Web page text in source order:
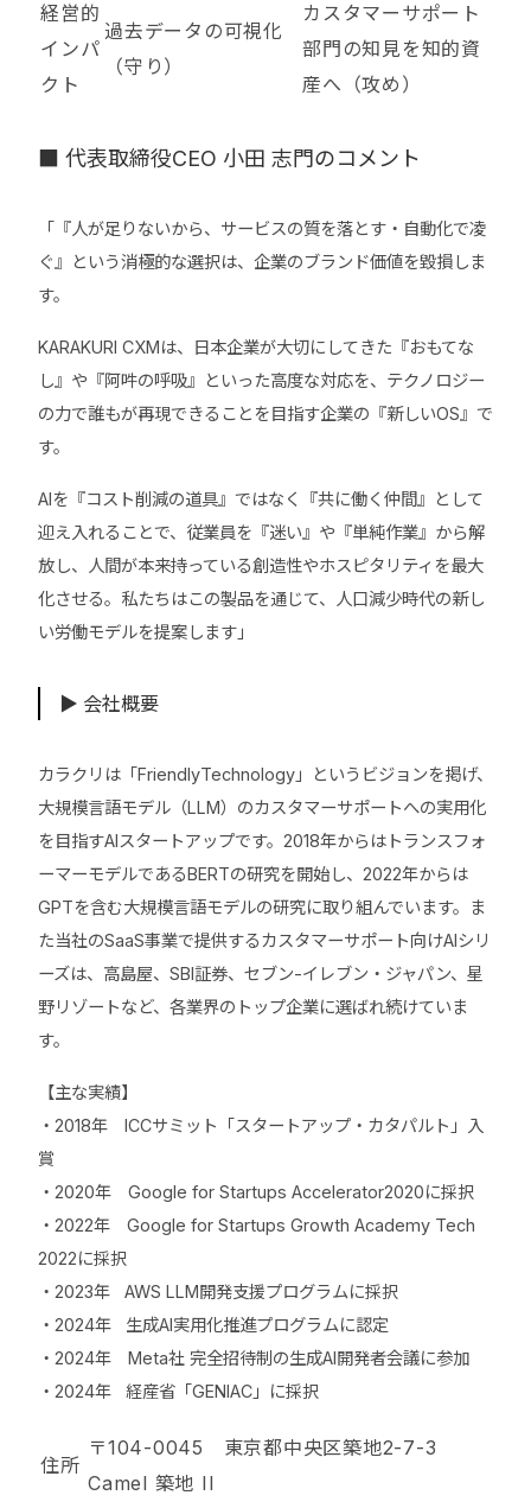
経営的
インパ
クト
過去データの可視化
（守り）
カスタマーサポート
部門の知見を知的資
産へ（攻め）
■ 代表取締役CEO 小田 志門のコメント
「『人が足りないから、サービスの質を落とす・自動化で凌
ぐ』という消極的な選択は、企業のブランド価値を毀損しま
す。
KARAKURI CXMは、日本企業が大切にしてきた『おもてな
し』や『阿吽の呼吸』といった高度な対応を、テクノロジー
の力で誰もが再現できることを目指す企業の『新しいOS』で
す。
AIを『コスト削減の道具』ではなく『共に働く仲間』として
迎え入れることで、従業員を『迷い』や『単純作業』から解
放し、人間が本来持っている創造性やホスピタリティを最大
化させる。私たちはこの製品を通じて、人口減少時代の新し
い労働モデルを提案します」
▶ 会社概要
カラクリは「FriendlyTechnology」というビジョンを掲げ、
大規模言語モデル（LLM）のカスタマーサポートへの実用化
を目指すAIスタートアップです。2018年からはトランスフォ
ーマーモデルであるBERTの研究を開始し、2022年からは
GPTを含む大規模言語モデルの研究に取り組んでいます。ま
た当社のSaaS事業で提供するカスタマーサポート向けAIシリ
ーズは、高島屋、SBI証券、セブン-イレブン・ジャパン、星
野リゾートなど、各業界のトップ企業に選ばれ続けていま
す。
【主な実績】
・2018年 ICCサミット「スタートアップ・カタパルト」入
賞
・2020年 Google for Startups Accelerator2020に採択
・2022年 Google for Startups Growth Academy Tech
2022に採択
・2023年 AWS LLM開発支援プログラムに採択
・2024年 生成AI実用化推進プログラムに認定
・2024年 Meta社 完全招待制の生成AI開発者会議に参加
・2024年 経産省「GENIAC」に採択
住所
〒104-0045 東京都中央区築地2-7-3
Camel 築地 II